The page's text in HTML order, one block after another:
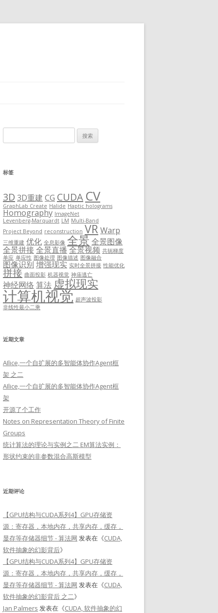
索：
标签
3D 3D重建 CG CUDA CV
GraphLab Create Halide Haptic holograms
Homography ImageNet
Levenberg-Marquardt LM Multi-Band
Project Beyond reconstruction VRWarp
三维重建 优化 全息影像 全景全景图像
全景拼接全景直播 全景视频 共轭梯度
单应 单应性 图像处理 图像描述 图像融合
图像识别 增强现实 实时全景拼接 性能优化
拼接 曲面投影 机器视觉 神庙逃亡
神经网络 算法 虚拟现实
计算机视觉 超声波投影
非线性最小二乘
近期文章
AIlice,一个自扩展的多智能体协作Agent框
架 之二
AIlice,一个自扩展的多智能体协作Agent框
架
开源了个工作
Notes on Representation Theory of Finite
Groups
统计算法的理论与实例之二 EM算法实例：
形状约束的非参数混合高斯模型
近期评论
【GPU结构与CUDA系列4】GPU存储资
源：寄存器，本地内存，共享内存，缓存，
显存等存储器细节 - 算法网 发表在《CUDA,
软件抽象的幻影背后》
【GPU结构与CUDA系列4】GPU存储资
源：寄存器，本地内存，共享内存，缓存，
显存等存储器细节 - 算法网 发表在《CUDA,
软件抽象的幻影背后 之二》
Jan Palmers 发表在《CUDA, 软件抽象的幻